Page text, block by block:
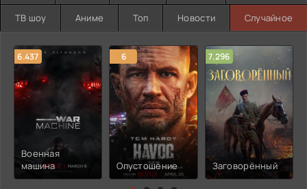
ТВ шоу Аниме Топ Новости Случайное
6.437
Военная
машина
6
Опустошение
7.296
Заговорённый